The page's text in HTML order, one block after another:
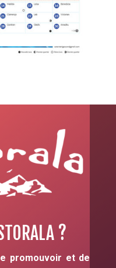
?
promouvoir et de